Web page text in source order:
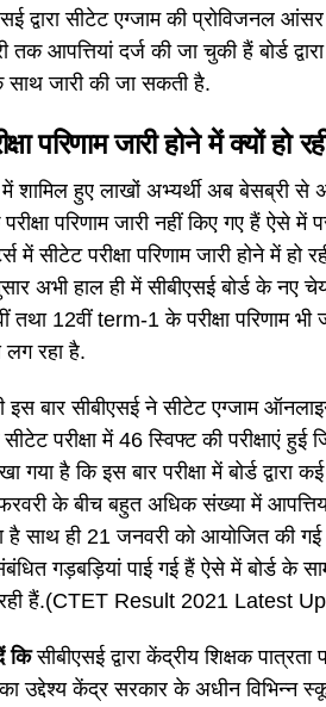
द्वारा सीटेट एग्जाम की प्रोविजनल
तक आपत्तियां दर्ज की जा चुकी हैं बोर्ड
साथ जारी की जा सकती है.
परिणाम जारी होने में क्यों हो
में शामिल हुए लाखों अभ्यर्थी अब बेसब्री से
परिणाम जारी नहीं किए गए हैं ऐसे में
में सीटेट परीक्षा परिणाम जारी होने में
अभी हाल ही में सीबीएसई बोर्ड के
तथा 12वीं term-1 के परीक्षा परिणाम भी
रहा है.
बार सीबीएसई ने सीटेट एग्जाम
परीक्षा में 46 स्विफ्ट की परीक्षाएं हुई
गया है कि इस बार परीक्षा में बोर्ड द्वारा
फरवरी के बीच बहुत अधिक संख्या में
साथ ही 21 जनवरी को आयोजित की गई
गड़बड़ियां पाई गई हैं ऐसे में बोर्ड के
हैं.(CTET Result 2021 Latest
किसीबीएसई द्वारा केंद्रीय शिक्षक
उद्देश्य केंद्र सरकार के अधीन विभिन्न